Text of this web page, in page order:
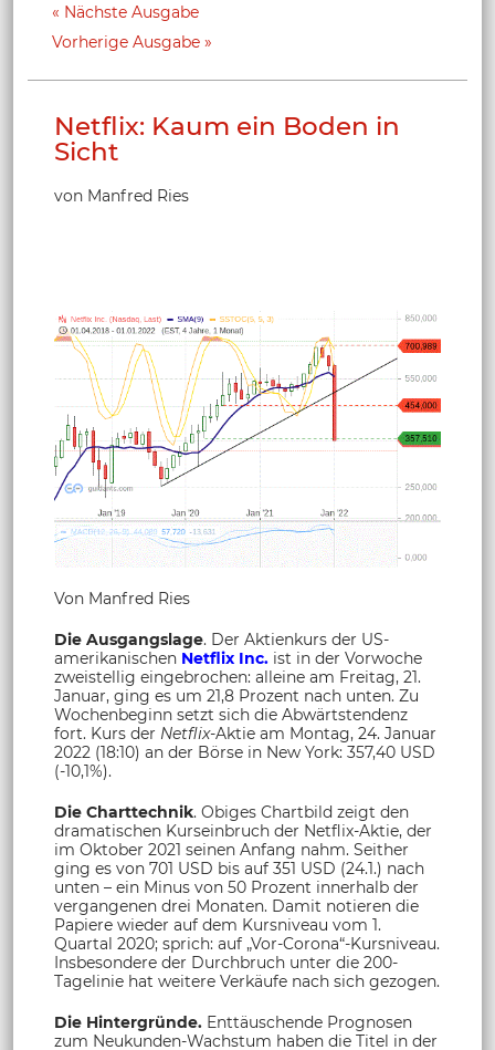
Nächste Ausgabe
Vorherige Ausgabe
Netflix: Kaum ein Boden in
Sicht
von Manfred Ries
Von Manfred Ries
Die Ausgangslage. Der Aktienkurs der US-
amerikanischen Netflix Inc. ist in der Vorwoche
zweistellig eingebrochen: alleine am Freitag, 21.
Januar, ging es um 21,8 Prozent nach unten. Zu
Wochenbeginn setzt sich die Abwärtstendenz
fort. Kurs der Netflix-Aktie am Montag, 24. Januar
2022 (18:10) an der Börse in New York: 357,40 USD
(-10,1%).
Die Charttechnik. Obiges Chartbild zeigt den
dramatischen Kurseinbruch der Netflix-Aktie, der
im Oktober 2021 seinen Anfang nahm. Seither
ging es von 701 USD bis auf 351 USD (24.1.) nach
unten – ein Minus von 50 Prozent innerhalb der
vergangenen drei Monaten. Damit notieren die
Papiere wieder auf dem Kursniveau vom 1.
Quartal 2020; sprich: auf „Vor-Corona“-Kursniveau.
Insbesondere der Durchbruch unter die 200-
Tagelinie hat weitere Verkäufe nach sich gezogen.
Die Hintergründe. Enttäuschende Prognosen
zum Neukunden-Wachstum haben die Titel in der